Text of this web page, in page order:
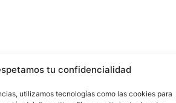
tu confidencialidad
utilizamos tecnologías como las cookies para